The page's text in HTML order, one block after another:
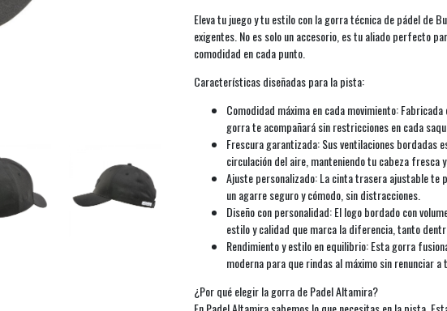
Eleva tu juego y tu estilo con la gorra técnica de pádel de
exigentes. No es solo un accesorio, es tu aliado perfecto
comodidad en cada punto.
Características diseñadas para la pista:
Comodidad máxima en cada movimiento:
gorra te acompañará sin restricciones en cada
Frescura garantizada: Sus ventilaciones bordadas
circulación del aire, manteniendo tu cabeza fresca
Ajuste personalizado: La cinta trasera ajustable
un agarre seguro y cómodo, sin distracciones.
Diseño con personalidad: El logo bordado con
estilo y calidad que marca la diferencia, tanto
Rendimiento y estilo en equilibrio: Esta gorra
moderna para que rindas al máximo sin renunciar a
¿Por qué elegir la gorra de Padel Altamira?